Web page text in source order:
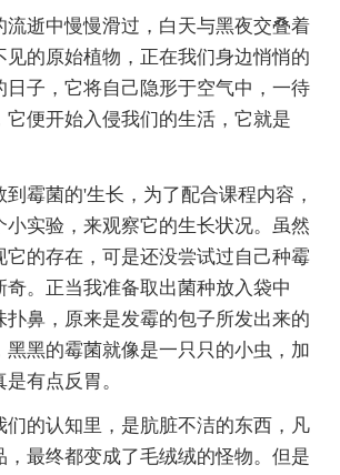
逝中慢慢滑过，白天与黑夜交叠着
见的原始植物，正在我们身边悄悄的
日子，它将自己隐形于空气中，一待
它便开始入侵我们的生活，它就是
菌的'生长，为了配合课程内容，
小实验，来观察它的生长状况。虽然
它的存在，可是还没尝试过自己种霉
奇。正当我准备取出菌种放入袋中
扑鼻，原来是发霉的包子所发出来的
黑黑的霉菌就像是一只只的小虫，加
是有点反胃。
的认知里，是肮脏不洁的东西，凡
，最终都变成了毛绒绒的怪物。但是